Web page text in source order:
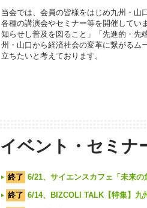
当会では、会員の皆様をはじめ九州・山
各種の講演会やセミナー等を開催してい
知らせし普及を図ること」「先進的・先
州・山口から経済社会の変革に繋がるム
立ちたいと考えております。
イベント・セミナ
終了 6/21、サイエンスカフェ「未来の
終了 6/14、BIZCOLI TALK【特集】九